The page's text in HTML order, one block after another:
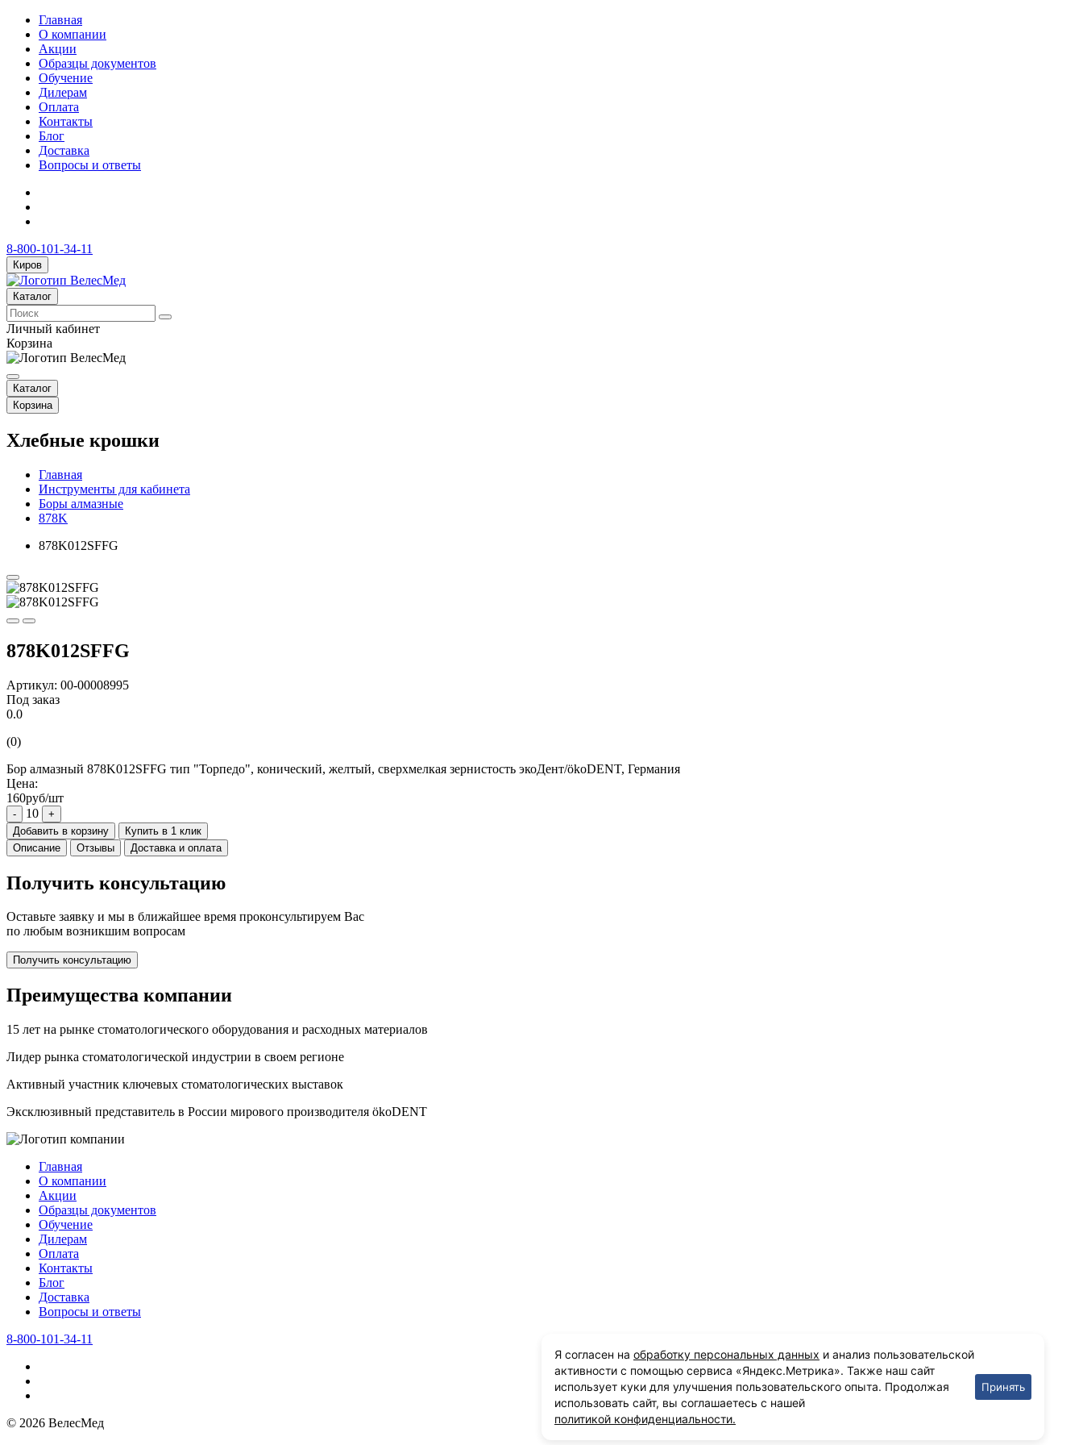
Главная
О компании
Акции
Образцы документов
Обучение
Дилерам
Оплата
Контакты
Блог
Доставка
Вопросы и ответы
8-800-101-34-11
Киров
Каталог
Личный кабинет
Корзина
Каталог
Корзина
Хлебные крошки
Главная
Инструменты для кабинета
Боры алмазные
878K
878K012SFFG
878K012SFFG
Артикул: 00-00008995
Под заказ
0.0
(0)
Бор алмазный 878K012SFFG тип "Торпедо", конический, желтый, сверхмелкая зернистость экоДент/ökoDENT, Германия
Цена:
160руб/шт
- 10
+
Добавить в корзину
Купить в 1 клик
Описание
Отзывы Доставка и оплата
Получить консультацию
Оставьте заявку и мы в ближайшее время проконсультируем Вас
по любым возникшим вопросам
Получить консультацию
Преимущества компании
15 лет на рынке стоматологического оборудования и расходных материалов
Лидер рынка стоматологической индустрии в своем регионе
Активный участник ключевых стоматологических выставок
Эксклюзивный представитель в России мирового производителя ökoDENT
Главная
О компании
Акции
Образцы документов
Обучение
Дилерам
Оплата
Контакты
Блог
Доставка
Вопросы и ответы
8-800-101-34-11
© 2026 ВелесМед
Я согласен на обработку персональных данных и анализ пользовательской
активности с помощью сервиса «Яндекс.Метрика». Также наш сайт
использует куки для улучшения пользовательского опыта. Продолжая
использовать сайт, вы соглашаетесь с нашей
политикой конфиденциальности.
Принять